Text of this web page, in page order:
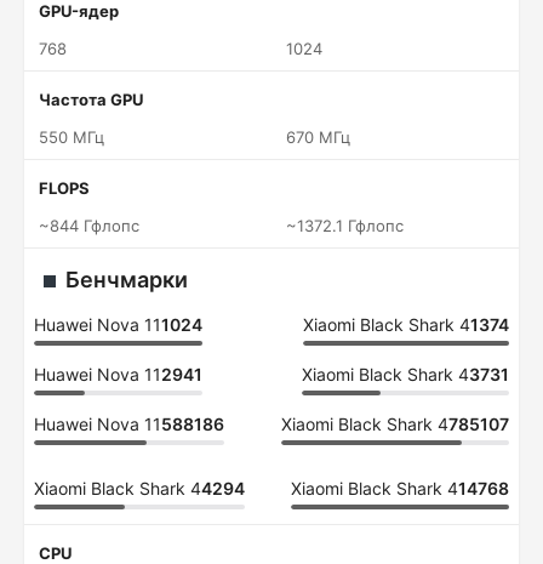
GPU-ядер
768
1024
Частота GPU
550 МГц
670 МГц
FLOPS
~844 Гфлопс
~1372.1 Гфлопс
Бенчмарки
Huawei Nova 111024 Xiaomi Black Shark 41374
Huawei Nova 112941 Xiaomi Black Shark 43731
Huawei Nova 11588186 Xiaomi Black Shark 4785107
Xiaomi Black Shark 44294 Xiaomi Black Shark 414768
CPU